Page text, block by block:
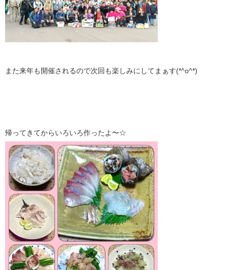
また来年も開催されるので次回も楽しみにしてまぁす(*^o^*)
帰ってきてからいろいろ作ったよ〜☆